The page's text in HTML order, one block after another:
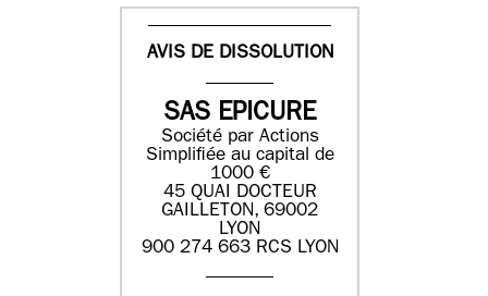
AVIS DE DISSOLUTION
SAS EPICURE
Société par Actions
Simplifiée au capital de
1000 €
45 QUAI DOCTEUR
GAILLETON, 69002
LYON
900 274 663 RCS LYON